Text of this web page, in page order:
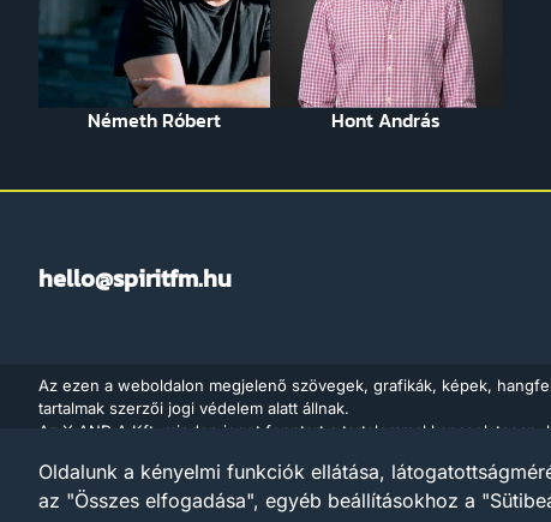
Németh Róbert Hont András
hello@spiritfm.hu
Az ezen a weboldalon megjelenő szövegek, grafikák, képek,
tartalmak szerzői jogi védelem alatt állnak.
Az X AND A Kft. minden jogot fenntart a tartalommal
értelmében a törvény 35/A. § (1) bekezdése és a digitális
Európai Parlament és a Tanács (EU) 2019/790 irányelve) 4. cikke
Oldalunk a kényelmi funkciók ellátása,
az "Összes elfogadása", egyéb beállításokhoz a